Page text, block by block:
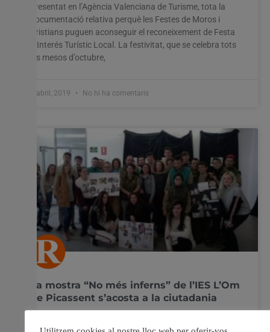
presentat en l’Agència Valenciana de Turisme, tota la
documentació relativa perquè les Festes de Moros i
Cristians puguen aconseguir el reconeixement de Festa
d’Interés Turístic Local. La festivitat, que se celebra tots
els mesos d’octubre,
2 abril, 2019 No hi ha comentaris
La mostra “No més inferns” de l’IES L’Om
de Picassent s’acosta a la ciutadania
i visites repetides. En fer clic a "Acceptar-ho tot", accepteu
l'ús de TOTES les cookies. Tanmateix, podeu visitar
"Configuració de les galetes" per proporcionar un
consentiment controlat.
Configuració cookies